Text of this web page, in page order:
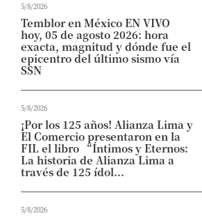
5/8/2026
Temblor en México EN VIVO
hoy, 05 de agosto 2026: hora
exacta, magnitud y dónde fue el
epicentro del último sismo vía
SSN
5/8/2026
¡Por los 125 años! Alianza Lima y
El Comercio presentaron en la
FIL el libro “Íntimos y Eternos:
La historia de Alianza Lima a
través de 125 ídol...
5/8/2026